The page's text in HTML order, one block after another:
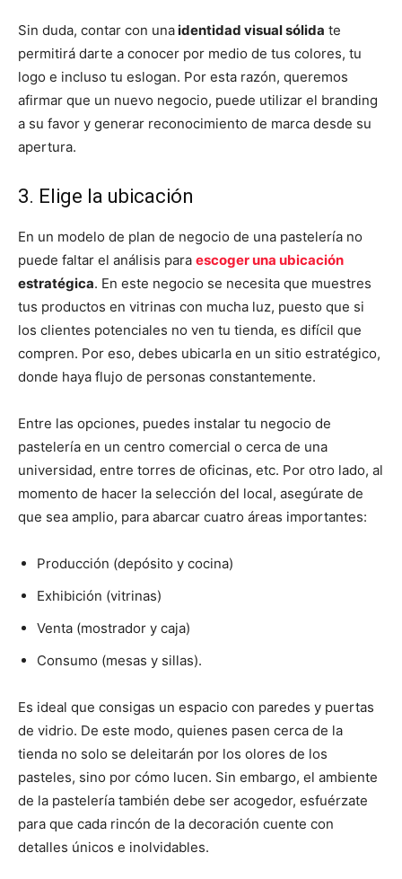
Sin duda, contar con unaidentidad visual sólida te
permitirá darte a conocer por medio de tus colores, tu
logo e incluso tu eslogan. Por esta razón, queremos
afirmar que un nuevo negocio, puede utilizar el branding
a su favor y generar reconocimiento de marca desde su
apertura.
3. Elige la ubicación
En un modelo de plan de negocio de una pastelería no
puede faltar el análisis para escoger una ubicación
estratégica. En este negocio se necesita que muestres
tus productos en vitrinas con mucha luz, puesto que si
los clientes potenciales no ven tu tienda, es difícil que
compren. Por eso, debes ubicarla en un sitio estratégico,
donde haya flujo de personas constantemente.
Entre las opciones, puedes instalar tu negocio de
pastelería en un centro comercial o cerca de una
universidad, entre torres de oficinas, etc. Por otro lado, al
momento de hacer la selección del local, asegúrate de
que sea amplio, para abarcar cuatro áreas importantes:
Producción (depósito y cocina)
Exhibición (vitrinas)
Venta (mostrador y caja)
Consumo (mesas y sillas).
Es ideal que consigas un espacio con paredes y puertas
de vidrio. De este modo, quienes pasen cerca de la
tienda no solo se deleitarán por los olores de los
pasteles, sino por cómo lucen. Sin embargo, el ambiente
de la pastelería también debe ser acogedor, esfuérzate
para que cada rincón de la decoración cuente con
detalles únicos e inolvidables.